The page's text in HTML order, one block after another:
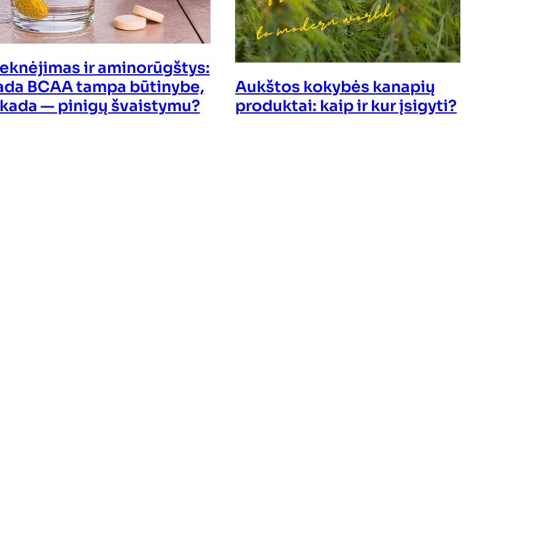
ir aminorūgštys:
BCAA tampa būtinybe,
— pinigų švaistymu?
Aukštos kokybės kanapių
produktai: kaip ir kur įsigyti?